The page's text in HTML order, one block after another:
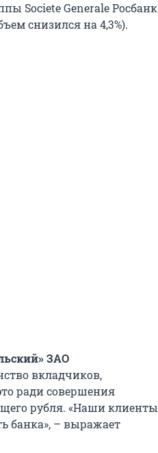
Societe Generale Росбанк
снизился на 4,3%).
ЗАО
вкладчиков,
ради совершения
рубля. «Наши клиенты
банка», – выражает